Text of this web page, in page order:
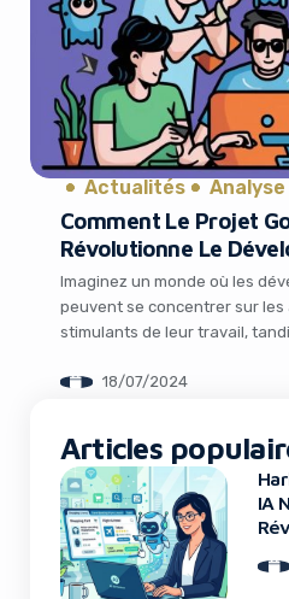
Actualités
Comment Le Projet
Révolutionne Le
Imaginez un monde où les
peuvent se concentrer sur
stimulants de leur travail,
fastidieuses et répétitives.
révolutionnaire vise à
18/07/2024
Articles
IA